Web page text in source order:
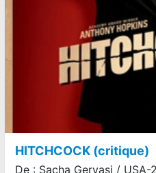
HITCHCOCK (critique)
De : Sacha Gervasi /